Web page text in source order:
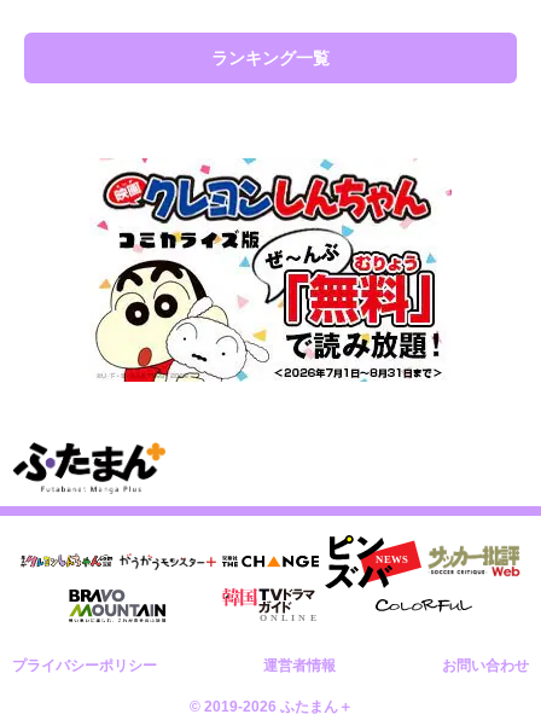
ランキング一覧
プライバシーポリシー 運営者情報 お問い合わせ
© 2019-2026 ふたまん＋